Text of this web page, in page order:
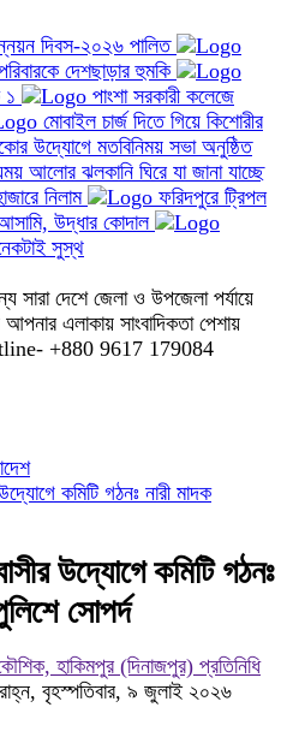
দিবস-২০২৬ পালিত
দেশছাড়ার হুমকি
১
পাংশা সরকারী কলেজে
মোবাইল চার্জ দিতে গিয়ে কিশোরীর
উদ্যোগে মতবিনিময় সভা অনুষ্ঠিত
আলোর ঝলকানি ঘিরে যা জানা যাচ্ছে
নিলাম
ফরিদপুরে ট্রিপল
উদ্ধার কোদাল
সুস্থ
সারা দেশে জেলা ও উপজেলা পর্যায়ে
এলাকায় সাংবাদিকতা পেশায়
+880 9617 179084
কমিটি গঠনঃ নারী মাদক
উদ্যোগে কমিটি গঠনঃ
সোপর্দ
হাকিমপুর (দিনাজপুর) প্রতিনিধি
বৃহস্পতিবার, ৯ জুলাই ২০২৬